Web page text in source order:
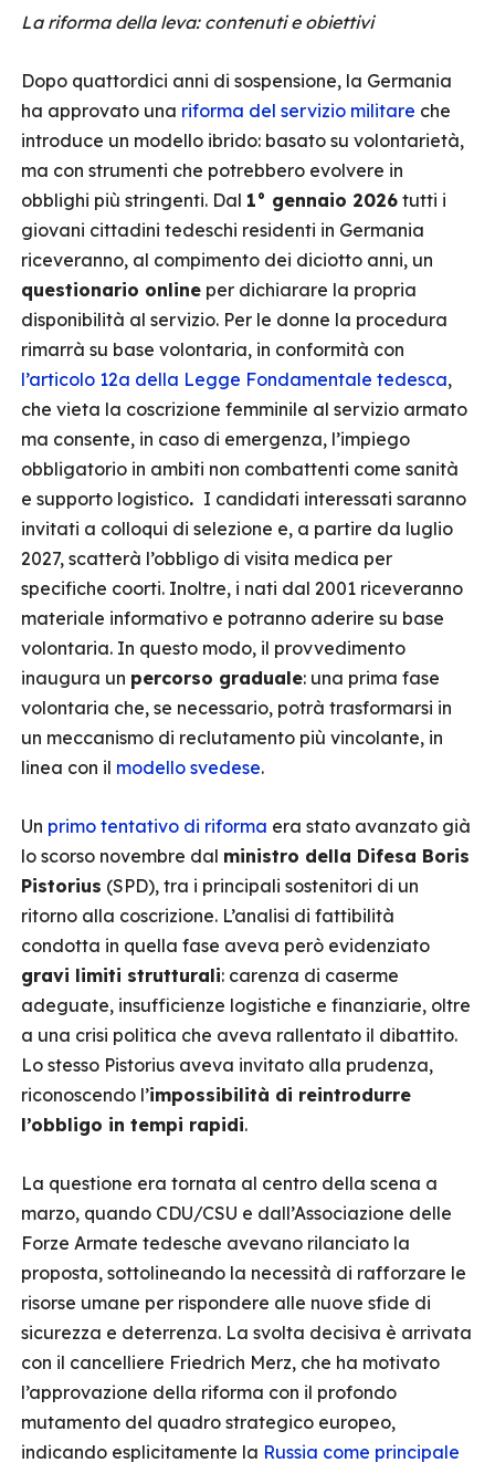
La riforma della leva: contenuti e obiettivi
Dopo quattordici anni di sospensione, la Germania
ha approvato una riforma del servizio militare che
introduce un modello ibrido: basato su volontarietà,
ma con strumenti che potrebbero evolvere in
obblighi più stringenti. Dal 1° gennaio 2026 tutti i
giovani cittadini tedeschi residenti in Germania
riceveranno, al compimento dei diciotto anni, un
questionario online per dichiarare la propria
disponibilità al servizio. Per le donne la procedura
rimarrà su base volontaria, in conformità con
l’articolo 12a della Legge Fondamentale tedesca,
che vieta la coscrizione femminile al servizio armato
ma consente, in caso di emergenza, l’impiego
obbligatorio in ambiti non combattenti come sanità
e supporto logistico. I candidati interessati saranno
invitati a colloqui di selezione e, a partire da luglio
2027, scatterà l’obbligo di visita medica per
specifiche coorti. Inoltre, i nati dal 2001 riceveranno
materiale informativo e potranno aderire su base
volontaria. In questo modo, il provvedimento
inaugura un percorso graduale: una prima fase
volontaria che, se necessario, potrà trasformarsi in
un meccanismo di reclutamento più vincolante, in
linea con il modello svedese.
Un primo tentativo di riforma era stato avanzato già
lo scorso novembre dal ministro della Difesa Boris
Pistorius (SPD), tra i principali sostenitori di un
ritorno alla coscrizione. L’analisi di fattibilità
condotta in quella fase aveva però evidenziato
gravi limiti strutturali: carenza di caserme
adeguate, insufficienze logistiche e finanziarie, oltre
a una crisi politica che aveva rallentato il dibattito.
Lo stesso Pistorius aveva invitato alla prudenza,
riconoscendo l’impossibilità di reintrodurre
l’obbligo in tempi rapidi.
La questione era tornata al centro della scena a
marzo, quando CDU/CSU e dall’Associazione delle
Forze Armate tedesche avevano rilanciato la
proposta, sottolineando la necessità di rafforzare le
risorse umane per rispondere alle nuove sfide di
sicurezza e deterrenza. La svolta decisiva è arrivata
con il cancelliere Friedrich Merz, che ha motivato
l’approvazione della riforma con il profondo
mutamento del quadro strategico europeo,
indicando esplicitamente la Russia come principale